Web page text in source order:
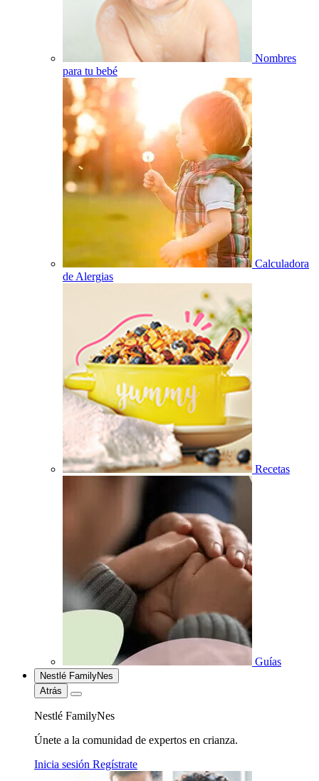
Nombres
para tu bebé
Calculadora
de Alergias
Recetas
Guías
Nestlé FamilyNes
Atrás
Nestlé FamilyNes
Únete a la comunidad de expertos en crianza.
Inicia sesión Regístrate